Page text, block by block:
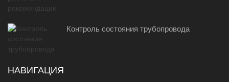
Контроль состояния трубопровода
НАВИГАЦИЯ